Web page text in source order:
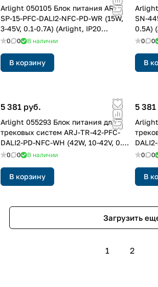
Arlight 050105 Блок питания ARJ-
SP-15-PFC-DALI2-NFC-PD-WR (15W,
3-45V, 0.1-0.7A) (Arlight, IP20
Пластик, 5 лет)
0 0 В наличии
В корзину
SN-
0.5A)
0 0
В
5 381 руб.
Arlight 055293 Блок питания для
трековых систем ARJ-TR-42-PFC-
DALI2-PD-NFC-WH (42W, 10-42V, 0.3-
1.05 A, 4TR) (Arlight, IP20 Пластик,
0 0 В наличии
В корзину
5
0 0
В
Загрузить
1 2